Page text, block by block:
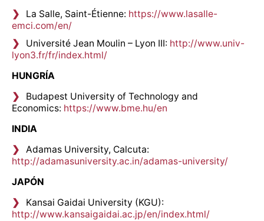
La Salle, Saint-Étienne: https://www.lasalle-
emci.com/en/
Université Jean Moulin – Lyon III: http://www.univ-
lyon3.fr/fr/index.html/
HUNGRÍA
Budapest University of Technology and
Economics: https://www.bme.hu/en
INDIA
Adamas University, Calcuta:
http://adamasuniversity.ac.in/adamas-university/
JAPÓN
Kansai Gaidai University (KGU):
http://www.kansaigaidai.ac.jp/en/index.html/